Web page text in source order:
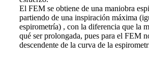
El FEM se obtiene de una maniobra
partiendo de una inspiración máxima
espirometría) , con la diferencia que la
qué ser prolongada, pues para el FEM
descendente de la curva de la